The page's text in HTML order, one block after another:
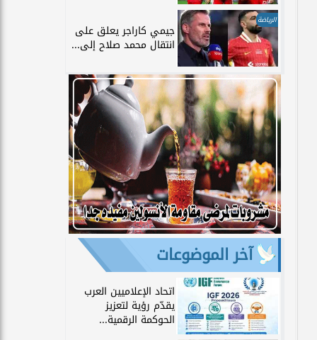
الرياضة
جيمي كاراجر يعلق على
انتقال محمد صلاح إلى...
آخر الموضوعات
اتحاد الإعلاميين العرب
يقدّم رؤية لتعزيز
الحوكمة الرقمية...